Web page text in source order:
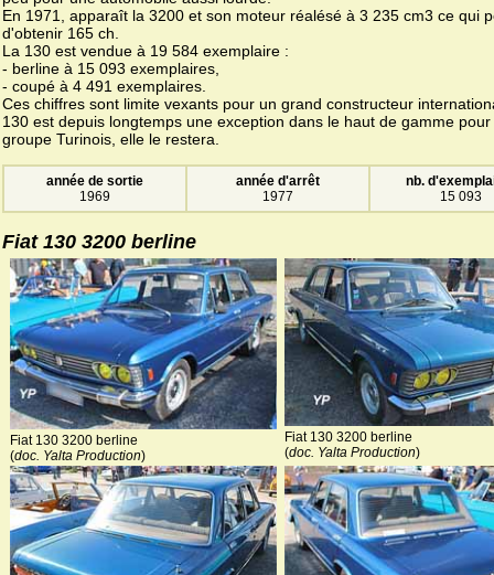
En 1971, apparaît la 3200 et son moteur réalésé à 3 235 cm3 ce qui
d'obtenir 165 ch.
La 130 est vendue à 19 584 exemplaire :
- berline à 15 093 exemplaires,
- coupé à 4 491 exemplaires.
Ces chiffres sont limite vexants pour un grand constructeur
130 est depuis longtemps une exception dans le haut de gamme pour
groupe Turinois, elle le restera.
année de sortie
1969
année d'arrêt
1977
nb.
15 093
Fiat 130 3200 berline
Fiat 130 3200 berline
(doc. Yalta Production)
Fiat 130 3200 berline
(doc. Yalta Production)